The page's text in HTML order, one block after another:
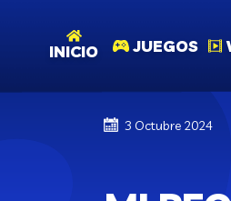
INICIO JUEGOS
3 Octubre 2024